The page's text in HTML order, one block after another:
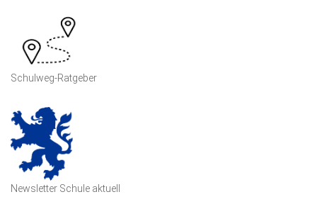
Schulweg-Ratgeber
Newsletter Schule aktuell